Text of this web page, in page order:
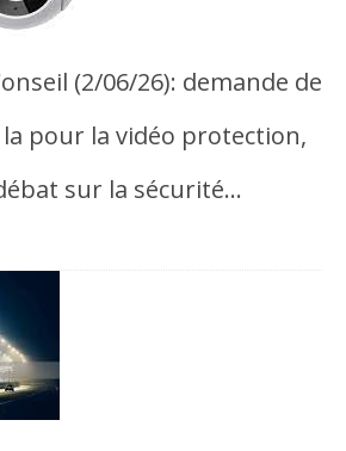
(2/06/26): demande de
pour la vidéo protection,
sur la sécurité…